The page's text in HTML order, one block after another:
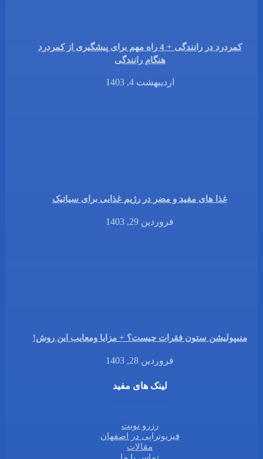
کمردرد در رانندگی + 4 راه مهم برای پیشگیری از کمردرد
هنگام رانندگی
اردیبهشت 4, 1403
غذا های مفید و مضر در رژیم غذایی برای سیاتیک
فروردین 29, 1403
منیپولیشن ستون فقرات چیست؟ + مزایا ومعایب این روش!
فروردین 28, 1403
لینک های مفید
رزرو نوبت
فیزیوتراپی در اصفهان
مقالات